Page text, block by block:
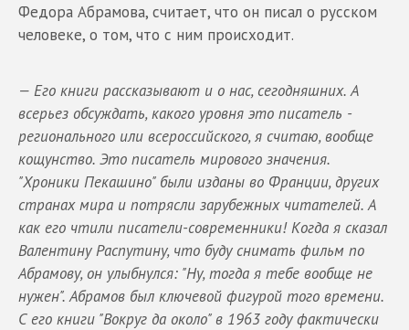
Федора Абрамова, считает, что он писал о русском
человеке, о том, что с ним происходит.
— Его книги рассказывают и о нас, сегодняшних. А
всерьез обсуждать, какого уровня это писатель -
регионального или всероссийского, я считаю, вообще
кощунство. Это писатель мирового значения.
"Хроники Пекашино" были изданы во Франции, других
странах мира и потрясли зарубежных читателей. А
как его чтили писатели-современники! Когда я сказал
Валентину Распутину, что буду снимать фильм по
Абрамову, он улыбнулся: "Ну, тогда я тебе вообще не
нужен". Абрамов был ключевой фигурой того времени.
С его книги "Вокруг да около" в 1963 году фактически